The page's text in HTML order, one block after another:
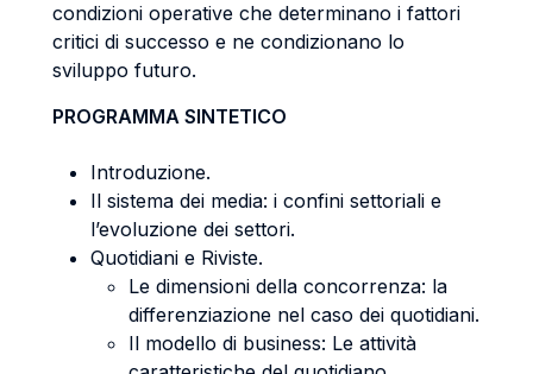
condizioni operative che determinano i fattori
critici di successo e ne condizionano lo
sviluppo futuro.
PROGRAMMA SINTETICO
Introduzione.
Il sistema dei media: i confini settoriali e
l’evoluzione dei settori.
Quotidiani e Riviste.
Le dimensioni della concorrenza: la
differenziazione nel caso dei quotidiani.
Il modello di business: Le attività